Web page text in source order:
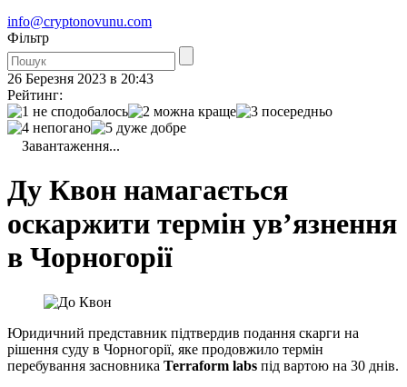
info@cryptonovunu.com
Фiльтр
26 Березня 2023 в 20:43
Рейтинг:
Завантаження...
Ду Квон намагається
оскаржити термін ув’язнення
в Чорногорії
Юридичний представник підтвердив подання скарги на
рішення суду в Чорногорії, яке продовжило термін
перебування засновника Terraform labs під вартою на 30 днів.